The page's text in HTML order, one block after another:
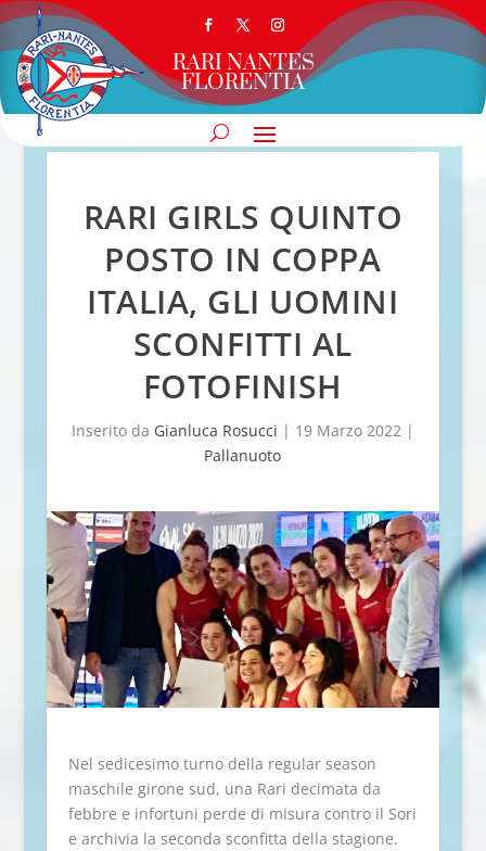
RARI NANTES
FLORENTIA
RARI GIRLS QUINTO
POSTO IN COPPA
ITALIA, GLI UOMINI
SCONFITTI AL
FOTOFINISH
Inserito da Gianluca Rosucci | 19 Marzo 2022|
Pallanuoto
Nel sedicesimo turno della regular season
maschile girone sud, una Rari decimata da
febbre e infortuni perde di misura contro il Sori
e archivia la seconda sconfitta della stagione.